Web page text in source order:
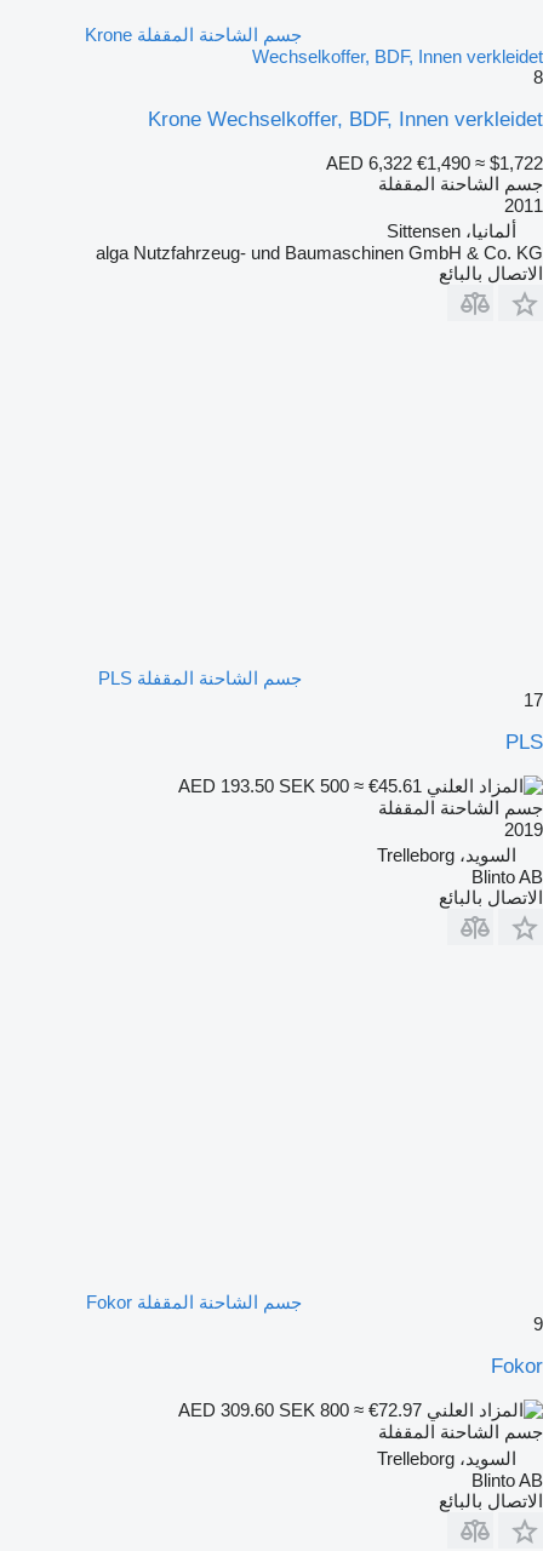
جسم الشاحنة المقفلة Krone
Wechselkoffer, BDF, Innen verkleidet
8
Krone Wechselkoffer, BDF, Innen verkleidet
AED 6,322 €1,490 ≈ $1,722
جسم الشاحنة المقفلة
2011
ألمانيا، Sittensen
alga Nutzfahrzeug- und Baumaschinen GmbH & Co. KG
الاتصال بالبائع
جسم الشاحنة المقفلة PLS
17
PLS
SEK 500 ≈ €45.61
جسم الشاحنة المقفلة
2019
السويد، Trelleborg
Blinto AB
الاتصال بالبائع
جسم الشاحنة المقفلة Fokor
9
Fokor
SEK 800 ≈ €72.97
جسم الشاحنة المقفلة
السويد، Trelleborg
Blinto AB
الاتصال بالبائع